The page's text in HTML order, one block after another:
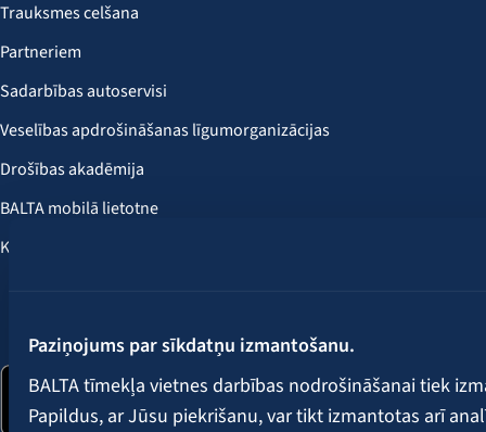
Paziņojums par sīkdatņu izmantošanu.
BALTA tīmekļa vietnes darbības nodrošināšanai tiek
Papildus, ar Jūsu piekrišanu, var tikt izmantotas arī
Trauksmes celšana
Partneriem
Sadarbības autoservisi
Veselības apdrošināšanas līgumorganizācijas
Drošības akadēmija
BALTA mobilā lietotne
Klientu labumi